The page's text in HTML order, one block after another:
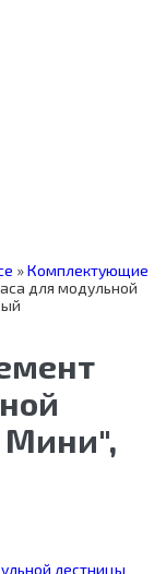
»Комплектующие
для модульной
Мини",